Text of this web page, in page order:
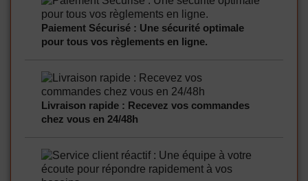
Paiement Sécurisé : Une sécurité optimale
pour tous vos règlements en ligne.
Livraison rapide : Recevez vos commandes
chez vous en 24/48h